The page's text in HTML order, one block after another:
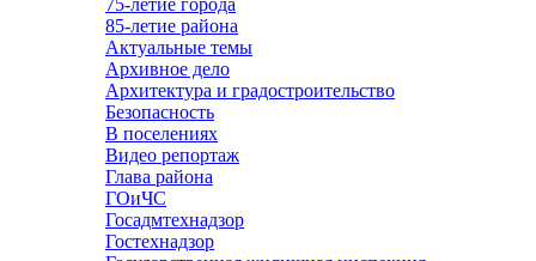
75-летие города
85-летие района
Актуальные темы
Архивное дело
Архитектура и градостроительство
Безопасность
В поселениях
Видео репортаж
Глава района
ГОиЧС
Госадмтехнадзор
Гостехнадзор